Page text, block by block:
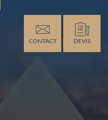
CONTACT DEVIS